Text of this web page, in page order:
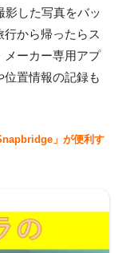
影した写真をバッ
から帰ったらス
メーカー専用アプ
位置情報の記録も
」が便利す